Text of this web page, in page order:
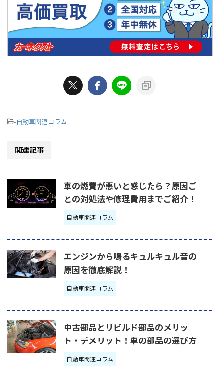
-自動車関連コラム
関連記事
車の燃費が悪いと感じたら？原因ご
との対処法や修理費用までご紹介！
自動車関連コラム
エンジンから鳴るキュルキュル音の
原因を徹底解説！
自動車関連コラム
中古部品とリビルド部品のメリッ
ト・デメリット！車の部品の選び方
自動車関連コラム